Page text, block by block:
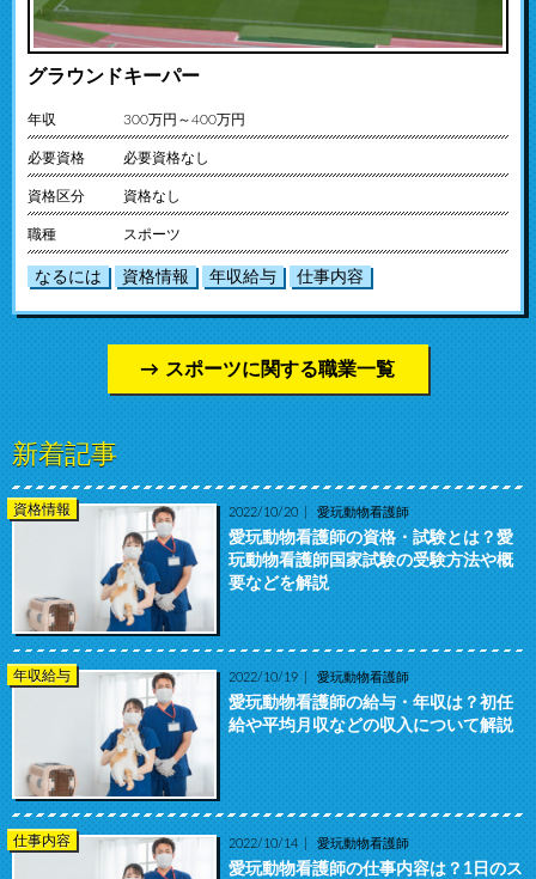
グラウンドキーパー
年収 300万円～400万円
必要資格 必要資格なし
資格区分 資格なし
職種 スポーツ
なるには 資格情報 年収給与 仕事内容
スポーツに関する職業一覧
新着記事
資格情報 2022/10/20 愛玩動物看護師
愛玩動物看護師の資格・試験とは？愛
玩動物看護師国家試験の受験方法や概
要などを解説
年収給与 2022/10/19 愛玩動物看護師
愛玩動物看護師の給与・年収は？初任
給や平均月収などの収入について解説
仕事内容 2022/10/14 愛玩動物看護師
愛玩動物看護師の仕事内容は？1日のス